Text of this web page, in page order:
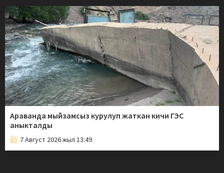
Араванда мыйзамсыз курулуп жаткан кичи ГЭС
аныкталды
7 Август 2026 жыл 13:49